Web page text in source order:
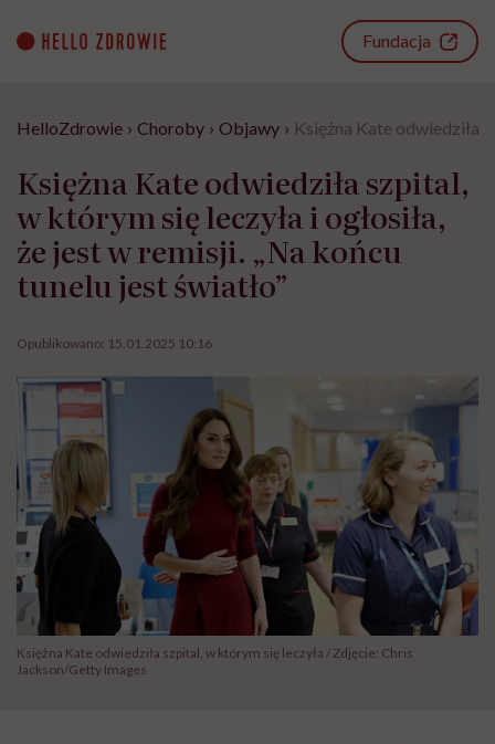
content
Fundacja
HelloZdrowie › Choroby › Objawy › Księżna Kate odwiedziła
Księżna Kate odwiedziła szpital,
w którym się leczyła i ogłosiła,
że jest w remisji. „Na końcu
tunelu jest światło”
Opublikowano: 15.01.2025 10:16
Księżna Kate odwiedziła szpital, w którym się leczyła / Zdjęcie: Chris
Jackson/Getty Images